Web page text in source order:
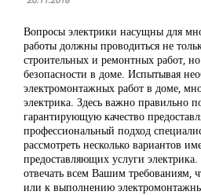
Вопросы электрики насущны для
работы должны проводиться не
строительных и ремонтных работ,
безопасности в доме. Испытывая
электромонтажных работ в доме,
электрика. Здесь важно правильно
гарантирующую качество
профессиональный подход
рассмотреть несколько вариантов
предоставляющих услуги
отвечать всем Вашим требованиям,
или к выполнению